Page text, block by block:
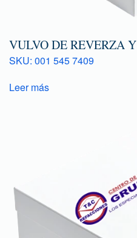
VULVO DE REVERZA
SKU: 001 545 7409
Leer más